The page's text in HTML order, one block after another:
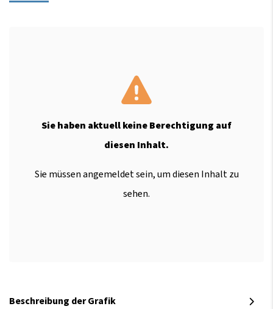
Sie haben aktuell keine Berechtigung auf
diesen Inhalt.
Sie müssen angemeldet sein, um diesen Inhalt zu
sehen.
Beschreibung der Grafik